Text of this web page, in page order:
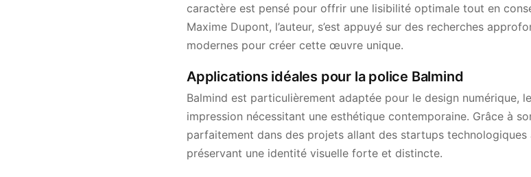
caractère est pensé pour offrir une lisibilité optimale tout en
Maxime Dupont, l’auteur, s’est appuyé sur des recherches
modernes pour créer cette œuvre unique.
Applications idéales pour la police Balmind
Balmind est particulièrement adaptée pour le design numérique,
impression nécessitant une esthétique contemporaine. Grâce à
parfaitement dans des projets allant des startups technologiques
préservant une identité visuelle forte et distincte.